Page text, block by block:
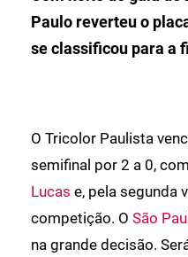
Paulo reverteu o
se classificou para a
O Tricolor Paulista
semifinal por 2 a 0,
Lucas e, pela segunda
competição. O São
na grande decisão.